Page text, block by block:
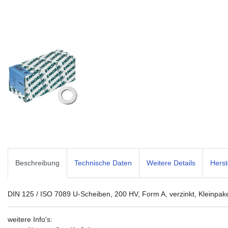
Beschreibung Technische Daten Weitere Details
DIN 125 / ISO 7089 U-Scheiben, 200 HV, Form A, verzinkt,
weitere Info's: